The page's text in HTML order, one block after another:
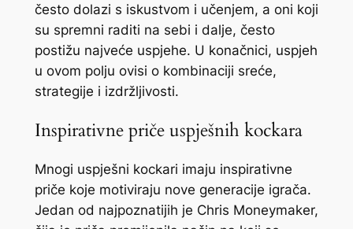
često dolazi s iskustvom i učenjem, a oni koji
su spremni raditi na sebi i dalje, često
postižu najveće uspjehe. U konačnici, uspjeh
u ovom polju ovisi o kombinaciji sreće,
strategije i izdržljivosti.
Inspirativne priče uspješnih kockara
Mnogi uspješni kockari imaju inspirativne
priče koje motiviraju nove generacije igrača.
Jedan od najpoznatijih je Chris Moneymaker,